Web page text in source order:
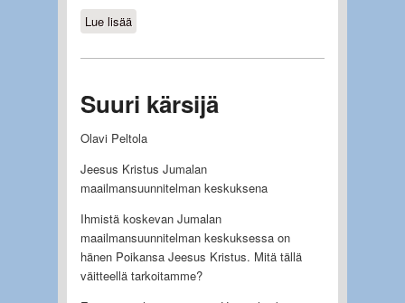
Lue lisääabout Tyydy ristiin
Suuri kärsijä
Olavi Peltola
Jeesus Kristus Jumalan
maailmansuunnitelman keskuksena
Ihmistä koskevan Jumalan
maailmansuunnitelman keskuksessa on
hänen Poikansa Jeesus Kristus. Mitä tällä
väitteellä tarkoitamme?